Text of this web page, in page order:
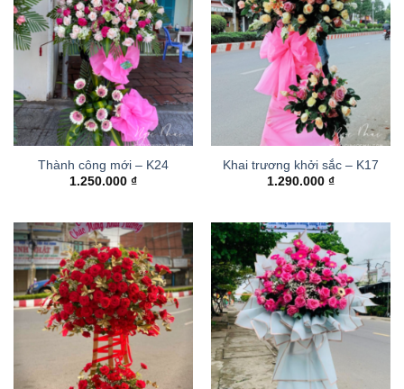
Thành công mới – K24
1.250.000 ₫
Khai trương khởi sắc – K17
1.290.000 ₫